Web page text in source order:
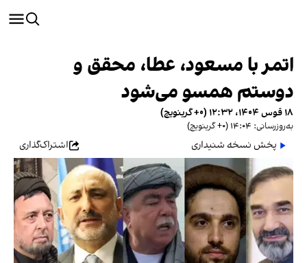
اتمر با مسعود، عطا، محقق و
دوستم همسو می‌شود
۱۸ قوس ۱۴۰۴، ۱۲:۳۲ (‎+۰ گرینویچ)
به‌روزرسانی: ۱۴:۰۴ (‎+۰ گرینویچ)
پخش نسخه شنیداری اشتراک‌گذاری